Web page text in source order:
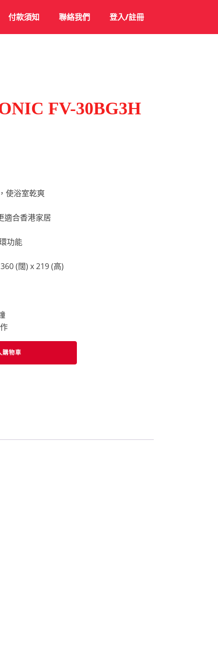
付款須知 聯絡我們 登入/註冊
FV-30BG3H
使浴室乾爽
適合香港家居
功能
(闊) x 219 (高)
購物車